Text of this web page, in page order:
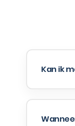
Kan ik